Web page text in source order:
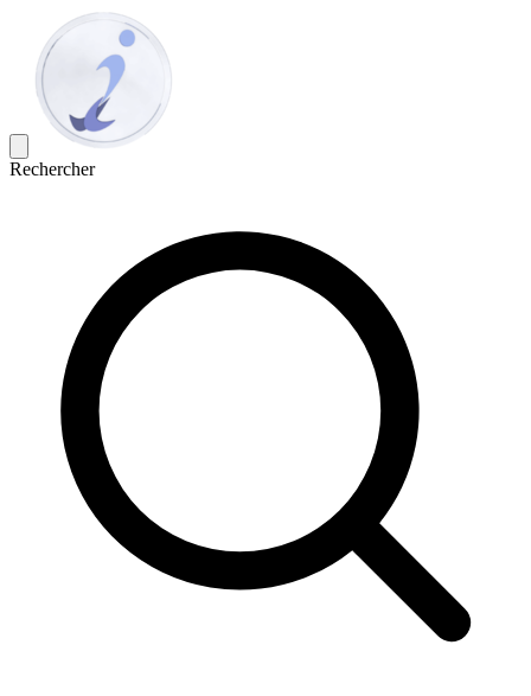
Rechercher